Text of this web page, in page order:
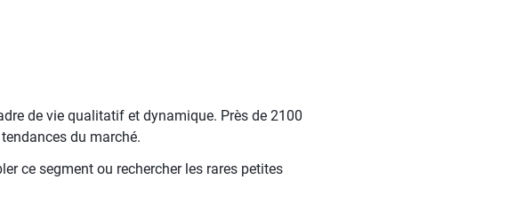
de vie qualitatif et dynamique. Près de 2100
du marché.
ce segment ou rechercher les rares petites